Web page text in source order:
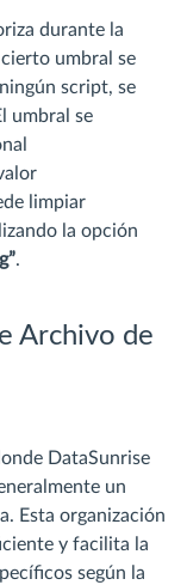
durante la
umbral se
script, se
umbral se
limpiar
la opción
.
Archivo de
DataSunrise
un
Esta organización
y facilita la
según la